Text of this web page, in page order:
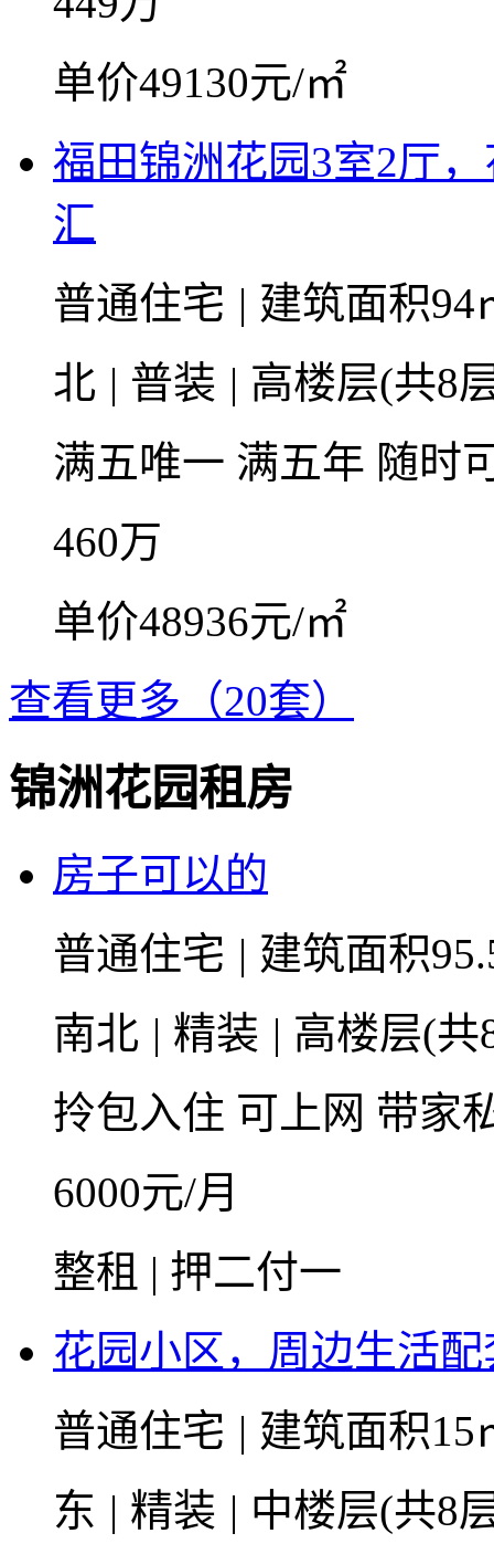
单价49130元/㎡
福田锦洲花园3室2厅
汇
普通住宅 | 建筑面积
北 | 普装 | 高楼层(共8
满五唯一 满五年 随时
460万
单价48936元/㎡
查看更多（20套）
锦洲花园租房
房子可以的
普通住宅 | 建筑面积
南北 | 精装 | 高楼层(
拎包入住 可上网 带家
6000元/月
整租 | 押二付一
花园小区，周边生活
普通住宅 | 建筑面积
东 | 精装 | 中楼层(共8